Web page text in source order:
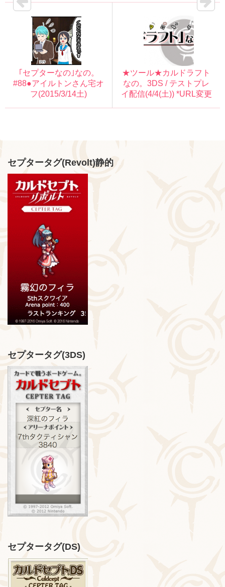
｢セプターなの｣なの。
#88●アイルトンさん宅オ
フ(2015/3/14土)
★ツール★カルドラフト
なの。3DS / テストプレ
イ配信(4/4(土)) *URL変更
セプタータグ(Revolt)静的
セプタータグ(3DS)
セプタータグ(DS)